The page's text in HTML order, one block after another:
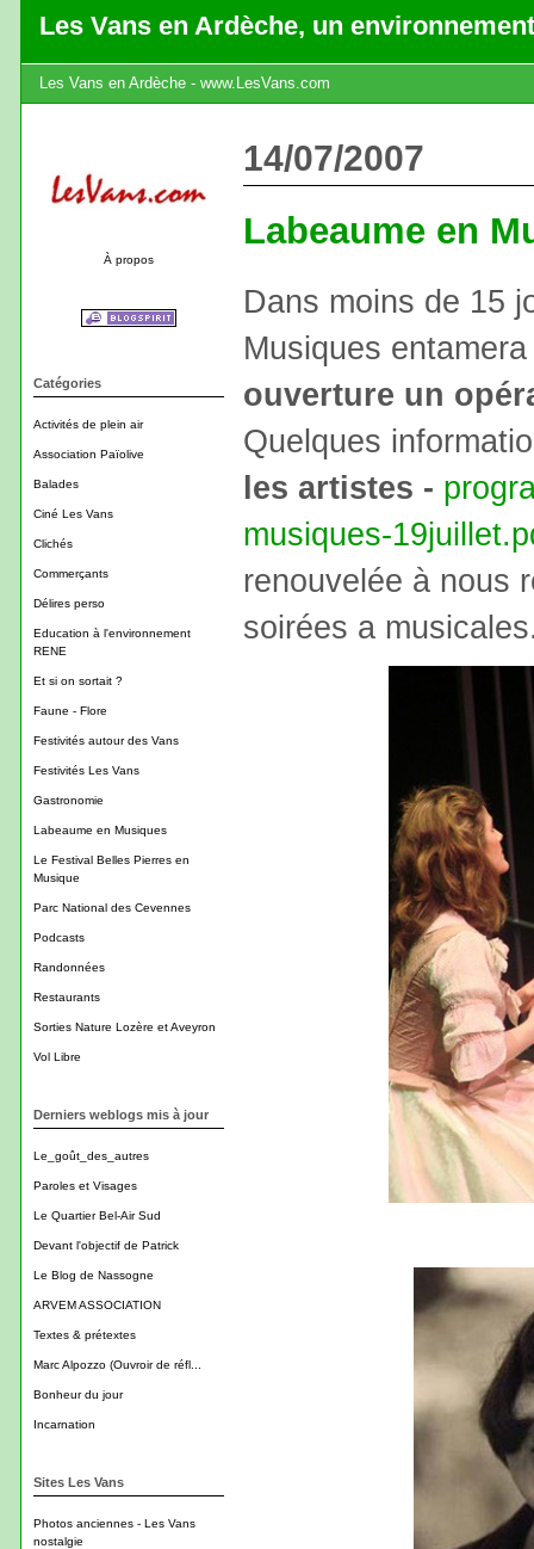
Les Vans en Ardèche, un
Les Vans en Ardèche - www.LesVans.com
À propos
Catégories
Activités de plein air
Association Païolive
Balades
Ciné Les Vans
Clichés
Commerçants
Délires perso
Education à l'environnement
RENE
Et si on sortait ?
Faune - Flore
Festivités autour des Vans
Festivités Les Vans
Gastronomie
Labeaume en Musiques
Le Festival Belles Pierres en
Musique
Parc National des Cevennes
Podcasts
Randonnées
Restaurants
Sorties Nature Lozère et Aveyron
Vol Libre
Derniers weblogs mis à jour
Le_goût_des_autres
Paroles et Visages
Le Quartier Bel-Air Sud
Devant l'objectif de Patrick
Le Blog de Nassogne
ARVEM ASSOCIATION
Textes & prétextes
Marc Alpozzo (Ouvroir de réfl...
Bonheur du jour
Incarnation
Sites Les Vans
Photos anciennes - Les Vans
nostalgie
14/07/2007
Labeaume en
Dans moins de 15
Musiques
ouverture un
Quelques
les artistes -
musiques-
renouvelée à nous
soirées a